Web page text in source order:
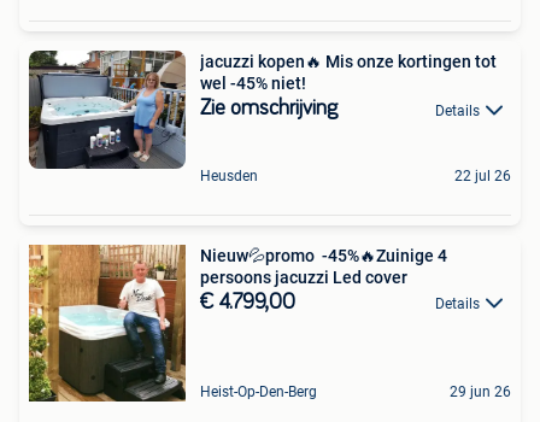
jacuzzi kopen🔥 Mis onze kortingen tot
wel -45% niet!
Zie omschrijving Details
Heusden 22 jul 26
Nieuw💦promo -45%🔥Zuinige 4
persoons jacuzzi Led cover
€ 4.799,00 Details
Heist-Op-Den-Berg 29 jun 26